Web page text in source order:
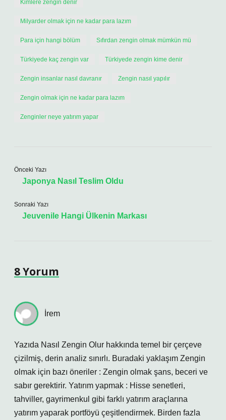
Kimlere zengin denir
Milyarder olmak için ne kadar para lazım
Para için hangi bölüm Sıfırdan zengin olmak mümkün mü
Türkiyede kaç zengin var Türkiyede zengin kime denir
Zengin insanlar nasıl davranır Zengin nasıl yapılır
Zengin olmak için ne kadar para lazım
Zenginler neye yatırım yapar
Önceki Yazı
Japonya Nasıl Teslim Oldu
Sonraki Yazı
Jeuvenile Hangi Ülkenin Markası
8 Yorum
İrem
Yazıda Nasıl Zengin Olur hakkında temel bir çerçeve
çizilmiş, derin analiz sınırlı. Buradaki yaklaşım Zengin
olmak için bazı öneriler : Zengin olmak şans, beceri ve
sabır gerektirir. Yatırım yapmak : Hisse senetleri,
tahviller, gayrimenkul gibi farklı yatırım araçlarına
yatırım yaparak portföyü çeşitlendirmek. Birden fazla